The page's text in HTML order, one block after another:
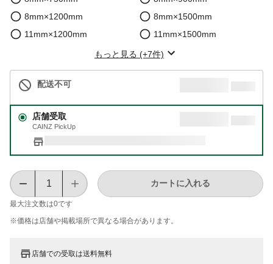
8mm×1200mm
8mm×1500mm
11mm×1200mm
11mm×1500mm
もっと見る (+7件)
配送不可
店舗受取
CAINZ PickUp
最大注文数は0です
カートに入れる
※価格は​店舗や​掲載場所で​異なる​場合が​あります。
店舗での受取は送料無料